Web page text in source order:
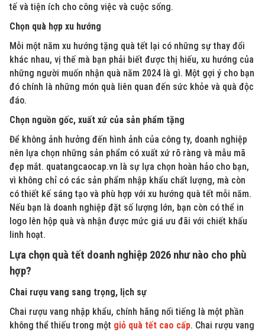
tế và tiện ích cho công việc và cuộc sống.
Chọn quà hợp xu hướng
Mỗi một năm xu hướng tặng quà tết lại có những sự thay đổi
khác nhau, vị thế mà bạn phải biết được thị hiếu, xu hướng của
những người muốn nhận quà năm 2024 là gì. Một gợi ý cho bạn
đó chính là những món quà liên quan đến sức khỏe và quà độc
đáo.
Chọn nguồn gốc, xuất xứ của sản phẩm tặng
Để không ảnh hưởng đến hình ảnh của công ty, doanh nghiệp
nên lựa chọn những sản phẩm có xuất xứ rõ ràng và mẫu mã
đẹp mắt. quatangcaocap.vn là sự lựa chọn hoàn hảo cho bạn,
vì không chỉ có các sản phẩm nhập khẩu chất lượng, mà còn
có thiết kế sáng tạo và phù hợp với xu hướng quà tết mỗi năm.
Nếu bạn là doanh nghiệp đặt số lượng lớn, bạn còn có thể in
logo lên hộp quà và nhận được mức giá ưu đãi với chiết khấu
linh hoạt.
Lựa chọn quà tết doanh nghiệp 2026 như nào cho phù
hợp?
Chai rượu vang sang trọng, lịch sự
Chai rượu vang nhập khẩu, chính hãng nổi tiếng là một phần
không thể thiếu trong một giỏ quà tết cao cấp. Chai rượu vang